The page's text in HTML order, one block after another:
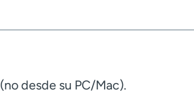
(no desde su PC/Mac).